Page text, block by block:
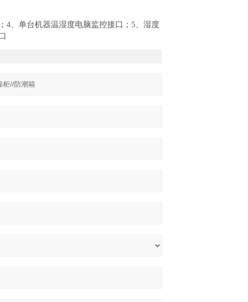
4、单台机器温湿度电脑监控接口；5、湿度